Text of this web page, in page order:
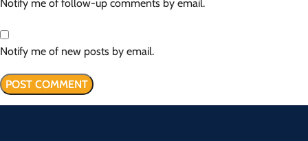
Notify me of follow-up comments by email.
Notify me of new posts by email.